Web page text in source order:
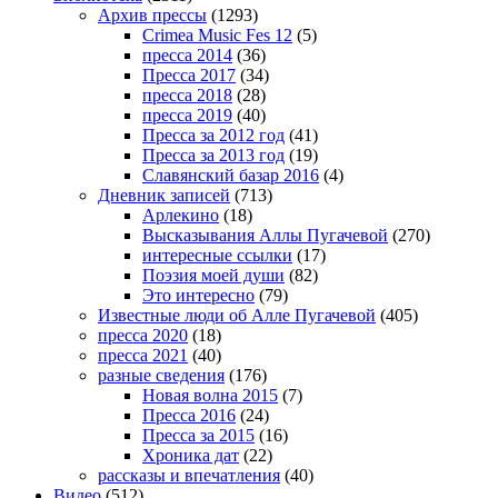
Архив прессы (1293)
Crimea Music Fes 12 (5)
пресса 2014 (36)
Пресса 2017 (34)
пресса 2018 (28)
пресса 2019 (40)
Пресса за 2012 год (41)
Пресса за 2013 год (19)
Славянский базар 2016 (4)
Дневник записей (713)
Арлекино (18)
Высказывания Аллы Пугачевой (270)
интересные ссылки (17)
Поэзия моей души (82)
Это интересно (79)
Известные люди об Алле Пугачевой (405)
пресса 2020 (18)
пресса 2021 (40)
разные сведения (176)
Новая волна 2015 (7)
Пресса 2016 (24)
Пресса за 2015 (16)
Хроника дат (22)
рассказы и впечатления (40)